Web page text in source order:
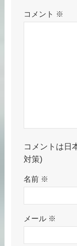
コメント ※
コメントは日
対策)
名前 ※
メール ※